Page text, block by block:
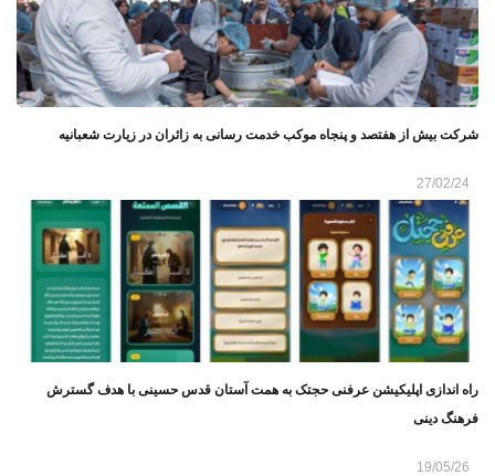
شرکت بیش از هفتصد و پنجاه موکب خدمت رسانی به زائران در زیارت شعبانیه
27/02/24
راه ‌اندازی اپلیکیشن عرفنی حجتک به همت آستان قدس حسینی با هدف گسترش
فرهنگ دینی
19/05/26